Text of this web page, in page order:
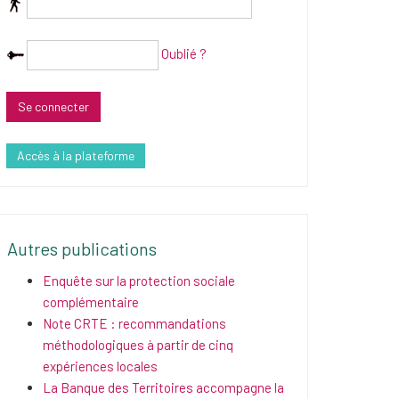
Oublié ?
Accès à la plateforme
Autres publications
Enquête sur la protection sociale
complémentaire
Note CRTE : recommandations
méthodologiques à partir de cinq
expériences locales
La Banque des Territoires accompagne la